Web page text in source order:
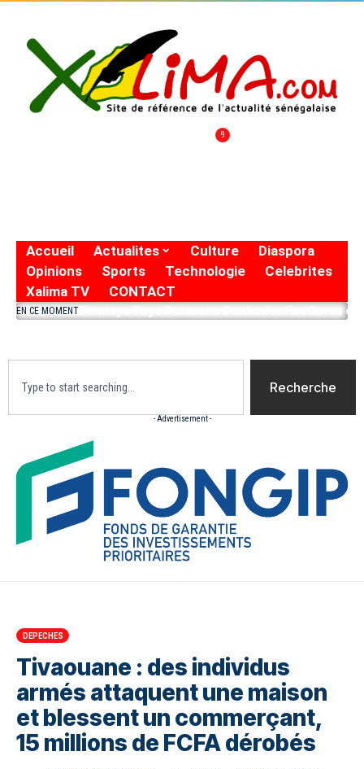
9
Accueil Actualites Culture
Diaspora
Opinions
Sports Technologie
Celebrites
Xalima TV
CONTACT
EN CE MOMENTDiomaye FayeOusmane SonkoJustice2eme
Recherche
- Advertisement -
DEPECHES
Tivaouane : des individus
armés attaquent une maison
et blessent un commerçant,
15 millions de FCFA dérobés